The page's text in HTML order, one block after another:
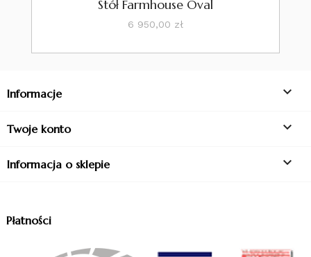
Stół Farmhouse Oval
6 950,00 złCena
Informacje 
Twoje konto 
Informacja o sklepie 
Płatności